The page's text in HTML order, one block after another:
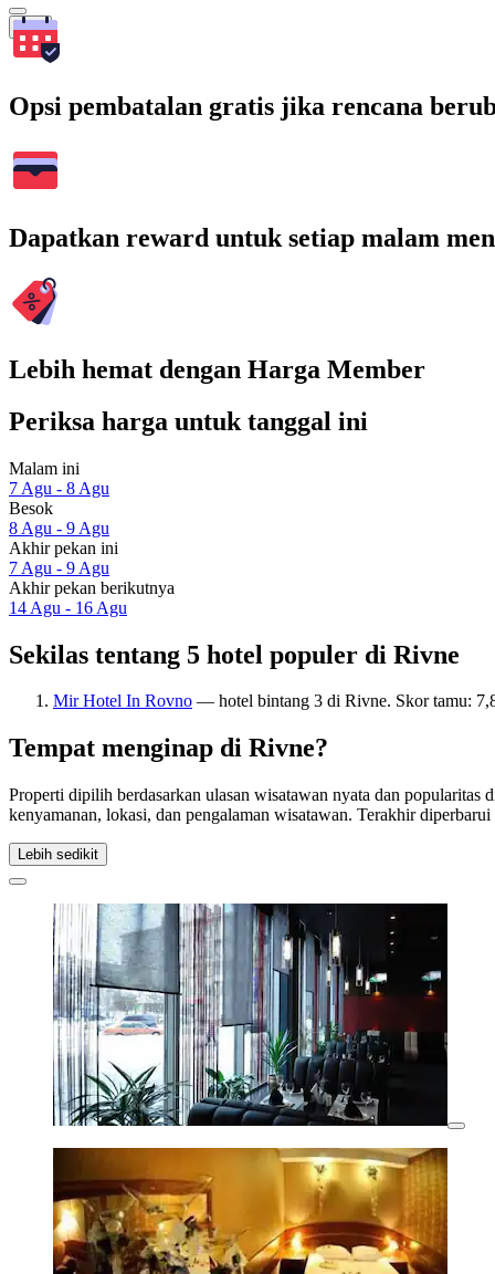
Cari
Opsi pembatalan gratis jika rencana
Dapatkan reward untuk setiap malam
Lebih hemat dengan Harga Member
Periksa harga untuk tanggal ini
Malam ini
7 Agu - 8 Agu
Besok
8 Agu - 9 Agu
Akhir pekan ini
7 Agu - 9 Agu
Akhir pekan berikutnya
14 Agu - 16 Agu
Sekilas tentang 5 hotel populer di Rivne
Mir Hotel In Rovno — hotel bintang 3 di Rivne. Skor tamu:
Tempat menginap di Rivne?
Properti dipilih berdasarkan ulasan wisatawan nyata dan
kenyamanan, lokasi, dan pengalaman wisatawan. Terakhir
Lebih sedikit